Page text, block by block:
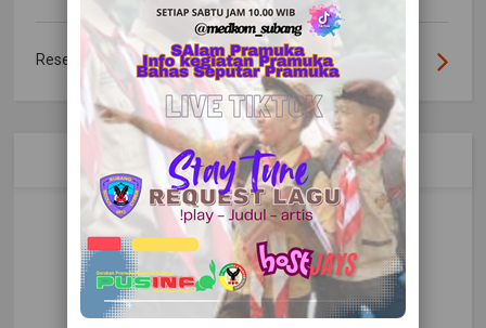
Resep Urap Sayur Daun Singkong Bumbu Tumis
KOMENTAR